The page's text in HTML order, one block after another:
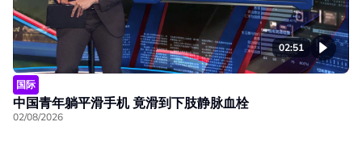
02:51
国际
中国青年躺平滑手机 竟滑到下肢静脉血栓
02/08/2026